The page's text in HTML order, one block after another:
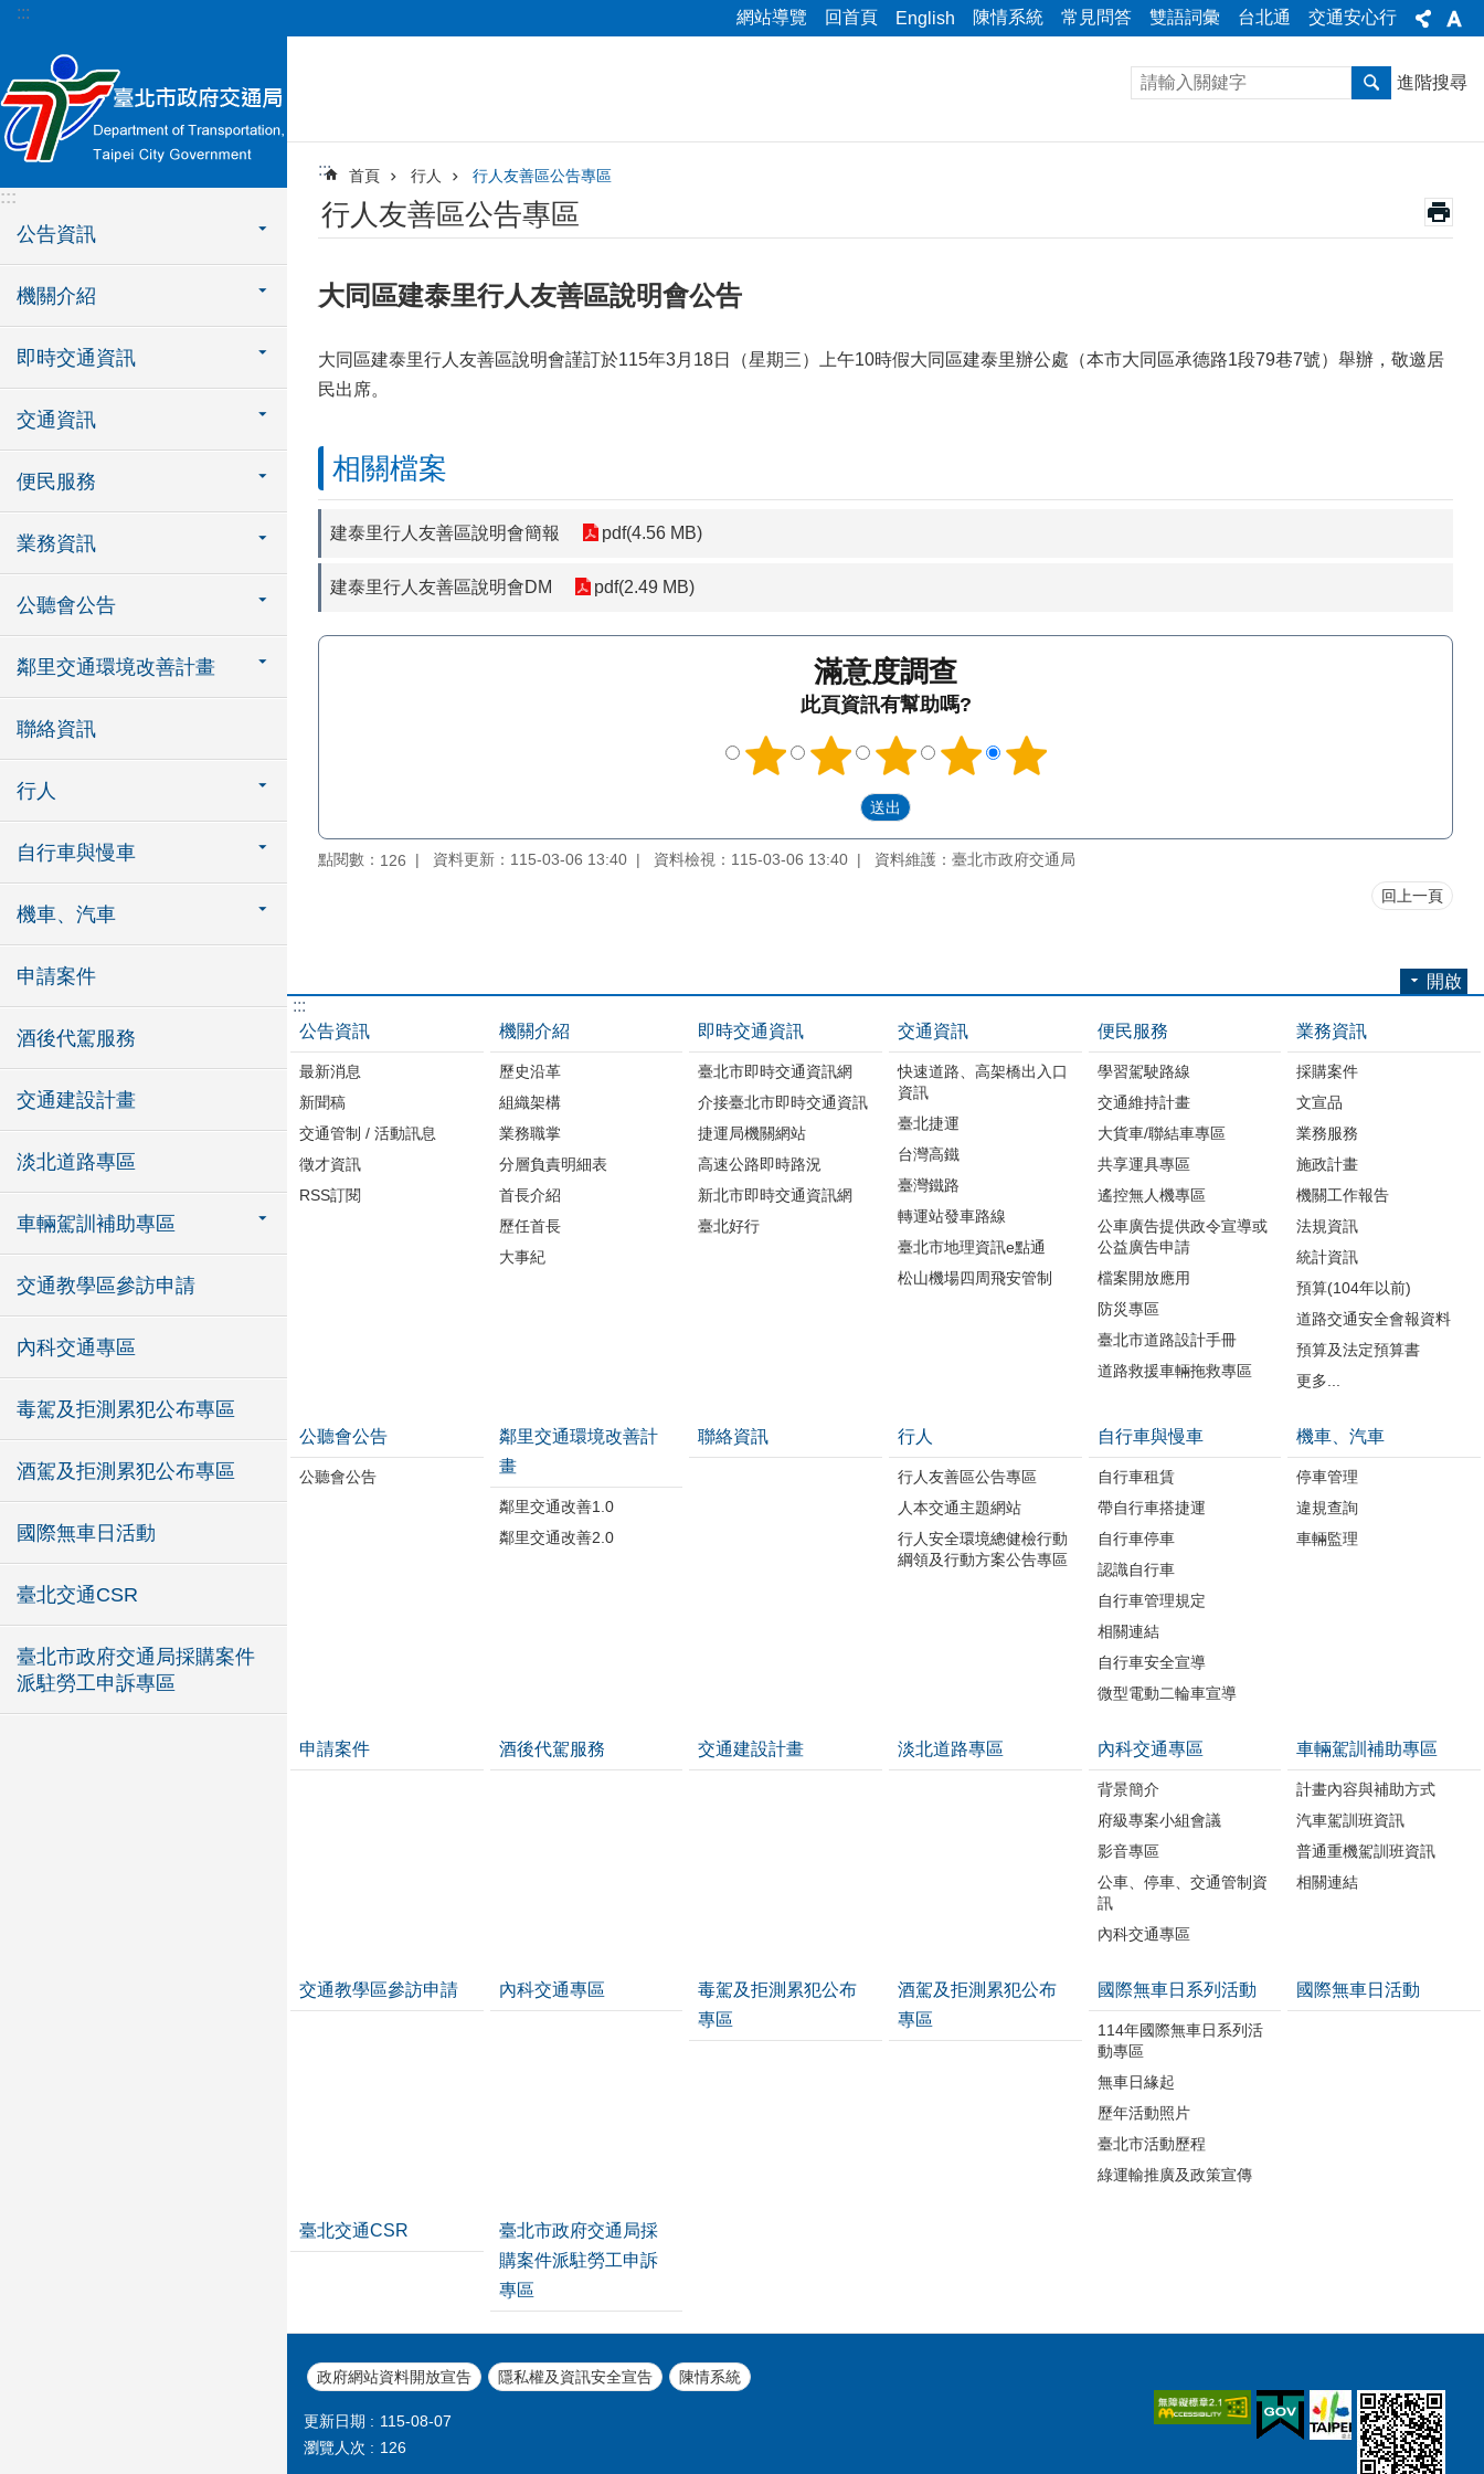
跳到主要內容區塊
::: 網站導覽 回首頁 English 陳情系統 常見問答 雙語詞彙 台北通 交通安心行
:::
公告資訊
機關介紹
即時交通資訊
交通資訊
便民服務
業務資訊
公聽會公告
鄰里交通環境改善計畫
聯絡資訊
行人
自行車與慢車
機車、汽車
申請案件
酒後代駕服務
交通建設計畫
淡北道路專區
車輛駕訓補助專區
交通教學區參訪申請
內科交通專區
毒駕及拒測累犯公布專區
酒駕及拒測累犯公布專區
國際無車日活動
臺北交通CSR
臺北市政府交通局採購案件
派駐勞工申訴專區
進階搜尋
::: 首頁 行人 行人友善區公告專區
行人友善區公告專區
大同區建泰里行人友善區說明會公告
大同區建泰里行人友善區說明會謹訂於115年3月18日（星期三）上午10時假大同區建泰里辦公處（本市大同區承德路1段79巷7號）舉辦， 敬邀居
民出席。
相關檔案
建泰里行人友善區說明會簡報 pdf(4.56 MB)
建泰里行人友善區說明會DM pdf(2.49 MB)
滿意度調查
此頁資訊有幫助嗎?
點閱數： 126 資料更新：115-03-06 13:40 資料檢視：115-03-06 13:40 資料維護：臺北市政府交通局
回上一頁
開啟
:::
公告資訊
最新消息
新聞稿
交通管制 / 活動訊息
徵才資訊
RSS訂閱
機關介紹
歷史沿革
組織架構
業務職掌
分層負責明細表
首長介紹
歷任首長
大事紀
即時交通資訊
臺北市即時交通資訊網
介接臺北市即時交通資訊
捷運局機關網站
高速公路即時路況
新北市即時交通資訊網
臺北好行
交通資訊
快速道路、高架橋出入口
資訊
臺北捷運
台灣高鐵
臺灣鐵路
轉運站發車路線
臺北市地理資訊e點通
松山機場四周飛安管制
便民服務
學習駕駛路線
交通維持計畫
大貨車/聯結車專區
共享運具專區
遙控無人機專區
公車廣告提供政令宣導或
公益廣告申請
檔案開放應用
防災專區
臺北市道路設計手冊
道路救援車輛拖救專區
業務資訊
採購案件
文宣品
業務服務
施政計畫
機關工作報告
法規資訊
統計資訊
預算(104年以前)
道路交通安全會報資料
預算及法定預算書
更多...
公聽會公告
公聽會公告
鄰里交通環境改善計
畫
鄰里交通改善1.0
鄰里交通改善2.0
聯絡資訊 行人
行人友善區公告專區
人本交通主題網站
行人安全環境總健檢行動
綱領及行動方案公告專區
自行車與慢車
自行車租賃
帶自行車搭捷運
自行車停車
認識自行車
自行車管理規定
相關連結
自行車安全宣導
微型電動二輪車宣導
機車、汽車
停車管理
違規查詢
車輛監理
申請案件 酒後代駕服務 交通建設計畫 淡北道路專區 內科交通專區
背景簡介
府級專案小組會議
影音專區
公車、停車、交通管制資
訊
內科交通專區
車輛駕訓補助專區
計畫內容與補助方式
汽車駕訓班資訊
普通重機駕訓班資訊
相關連結
交通教學區參訪申請 內科交通專區
毒駕及拒測累犯公布
專區
酒駕及拒測累犯公布
專區
國際無車日系列活動
114年國際無車日系列活
動專區
無車日緣起
歷年活動照片
臺北市活動歷程
綠運輸推廣及政策宣傳
國際無車日活動
臺北交通CSR
臺北市政府交通局採
購案件派駐勞工申訴
專區
政府網站資料開放宣告 隱私權及資訊安全宣告 陳情系統
更新日期
115-08-07
瀏覽人次
126